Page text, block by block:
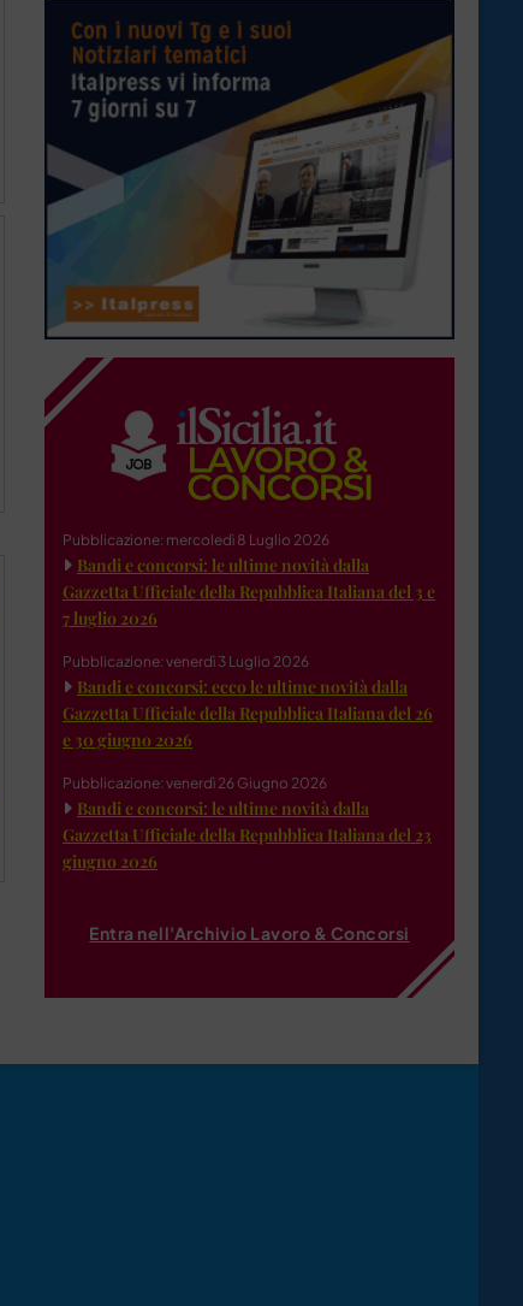
Pubblicazione: mercoledì 8 Luglio 2026
Bandi e concorsi: le ultime novità dalla
Gazzetta Ufficiale della Repubblica Italiana del 3 e
7 luglio 2026
Pubblicazione: venerdì 3 Luglio 2026
Bandi e concorsi: ecco le ultime novità dalla
Gazzetta Ufficiale della Repubblica Italiana del 26
e 30 giugno 2026
Pubblicazione: venerdì 26 Giugno 2026
Bandi e concorsi: le ultime novità dalla
Gazzetta Ufficiale della Repubblica Italiana del 23
giugno 2026
Entra nell'Archivio Lavoro & Concorsi